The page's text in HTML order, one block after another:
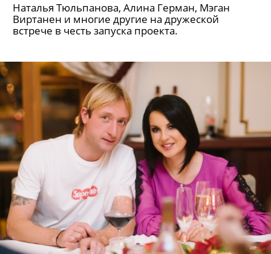
Наталья Тюльпанова, Алина Герман, Мэган
Виртанен и многие другие на дружеской
встрече в честь запуска проекта.